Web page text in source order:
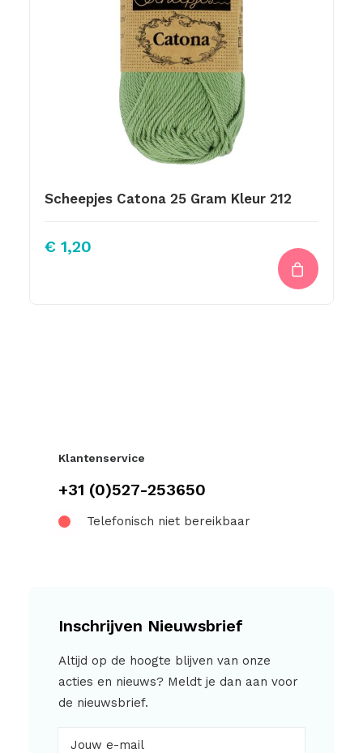
Scheepjes Catona 25 Gram Kleur 212
€ 1,20
Klantenservice
+31 (0)527-253650
Telefonisch niet bereikbaar
Inschrijven Nieuwsbrief
Altijd op de hoogte blijven van onze
acties en nieuws? Meldt je dan aan voor
de nieuwsbrief.